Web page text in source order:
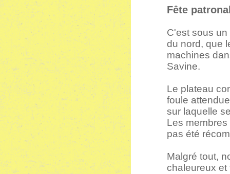
Fête
C'est sous
du nord, que
machines
Savine.
Le plateau
foule
sur laquelle
Les
pas été
Malgré tout,
chaleureux et